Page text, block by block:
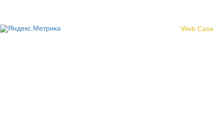
Web Case